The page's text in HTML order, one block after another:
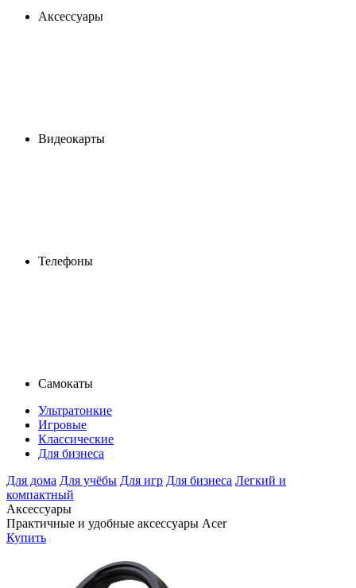
Аксессуары
Видеокарты
Телефоны
Самокаты
Ультратонкие
Игровые
Классические
Для бизнеса
Для дома Для учёбы Для игр Для бизнеса Легкий и
компактный
Аксессуары
Практичные и удобные аксессуары Acer
Купить